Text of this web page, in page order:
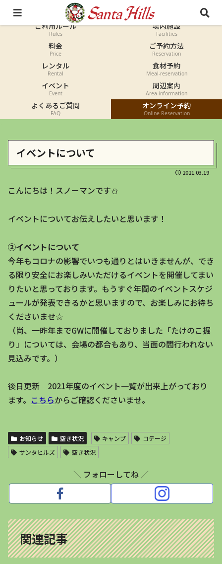
オートキャンプ
Auto-camp
ご利用ルール
Rules
場内施設
Facilities
料金
Price
ご予約方法
Reservation
レンタル
Rental
食材予約
Meal-reservation
イベント
Event
周辺案内
Area information
よくあるご質問
FAQ
オンライン予約
Online Reservation
イベントについて
2021.03.19
こんにちは！スノーマンです⛄
イベントについてお伝えしたいと思います！
②イベントについて
今年もコロナの影響でいつも通りとはいきませんが、でき
る限り安全にお楽しみいただけるイベントを開催してまい
りたいと思っております。もうすぐ年間のイベントスケジ
ュールが発表できるかと思いますので、お楽しみにお待ち
くださいませ☆
（尚、一昨年までGWに開催しておりました「たけのこ掘
り」については、会場の都合もあり、当面の間行われない
見込みです。）
後日更新 2021年度のイベント一覧が出来上がっており
ます。 こちらからご確認くださいませ。
お知らせ 空き状況 キャンプ
コテージ
サンタヒルズ
空き状況
＼ フォローしてね ／
関連記事